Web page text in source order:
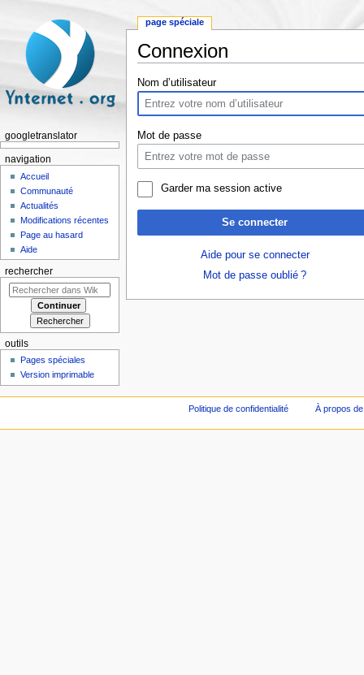
Connexion
Nom d’utilisateur
Mot de passe
Garder ma session active
Se connecter
Aide pour se connecter
Mot de passe oublié ?
page spéciale
googletranslator
navigation
Accueil
Communauté
Actualités
Modifications récentes
Page au hasard
Aide
rechercher
outils
Pages spéciales
Version imprimable
Politique de confidentialité À propos